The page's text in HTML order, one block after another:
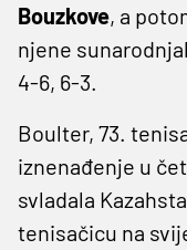
Bouzkove, a
njene
4-6, 6-3.
Boulter, 73.
iznenađenje u
svladala
tenisačicu na